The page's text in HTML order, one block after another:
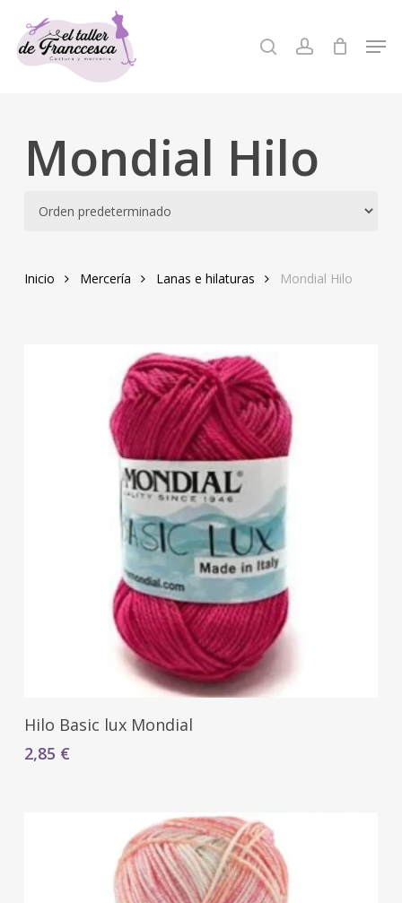
main
search account
Mondial Hilo
Inicio Mercería Lanas e hilaturas Mondial Hilo
Seleccionar Opciones
Hilo Basic lux Mondial
2,85 €
Close